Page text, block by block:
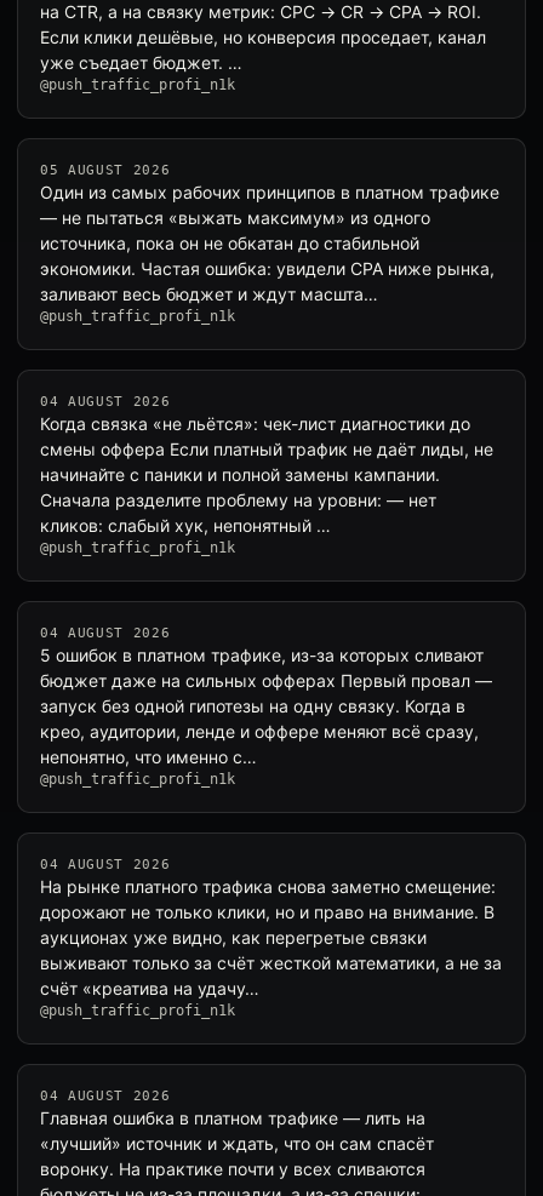
на CTR, а на связку метрик: CPC → CR → CPA → ROI.
Если клики дешёвые, но конверсия проседает, канал
уже съедает бюджет. …
@push_traffic_profi_n1k
05 AUGUST 2026
Один из самых рабочих принципов в платном трафике
— не пытаться «выжать максимум» из одного
источника, пока он не обкатан до стабильной
экономики. Частая ошибка: увидели CPA ниже рынка,
заливают весь бюджет и ждут масшта…
@push_traffic_profi_n1k
04 AUGUST 2026
Когда связка «не льётся»: чек-лист диагностики до
смены оффера Если платный трафик не даёт лиды, не
начинайте с паники и полной замены кампании.
Сначала разделите проблему на уровни: — нет
кликов: слабый хук, непонятный …
@push_traffic_profi_n1k
04 AUGUST 2026
5 ошибок в платном трафике, из-за которых сливают
бюджет даже на сильных офферах Первый провал —
запуск без одной гипотезы на одну связку. Когда в
крео, аудитории, ленде и оффере меняют всё сразу,
непонятно, что именно с…
@push_traffic_profi_n1k
04 AUGUST 2026
На рынке платного трафика снова заметно смещение:
дорожают не только клики, но и право на внимание. В
аукционах уже видно, как перегретые связки
выживают только за счёт жесткой математики, а не за
счёт «креатива на удачу…
@push_traffic_profi_n1k
04 AUGUST 2026
Главная ошибка в платном трафике — лить на
«лучший» источник и ждать, что он сам спасёт
воронку. На практике почти у всех сливаются